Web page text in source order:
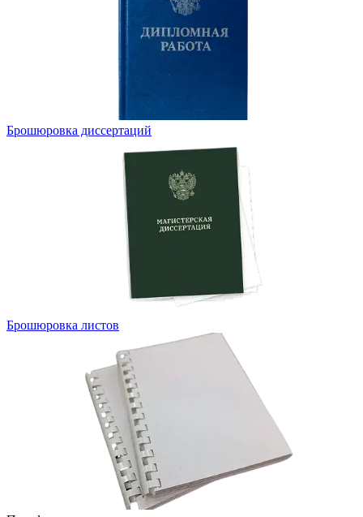
Брошюровка диссертаций
Брошюровка листов